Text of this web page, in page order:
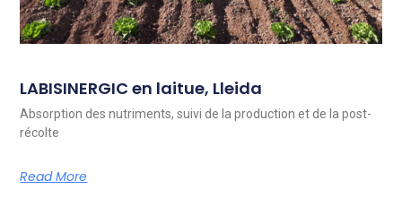
LABISINERGIC en laitue, Lleida
Absorption des nutriments, suivi de la production et de la post-
récolte
Read More